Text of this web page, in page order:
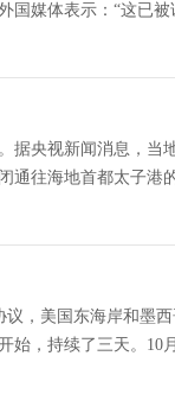
媒体表示：“这已
央视新闻消息，当
往海地首都太子港
声明表示，此举也将
，美国东海岸和墨
始，持续了三天。10
了三天，但预计需要2